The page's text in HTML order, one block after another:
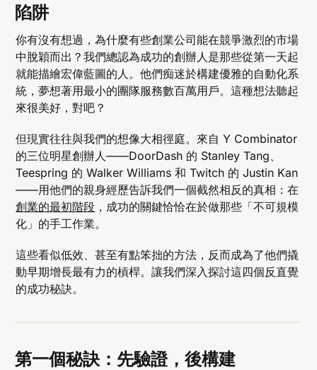
陷阱
你有沒有想過，為什麼有些創業公司能在競爭激烈的市場
中脫穎而出？我們總認為成功的創辦人是那些從第一天起
就能描繪宏偉藍圖的人。他們痴迷於構建優雅的自動化系
統，夢想著用最小的團隊服務數百萬用戶。這種想法聽起
來很美好，對吧？
但現實往往與我們的想像大相徑庭。來自 Y Combinator
的三位明星創辦人——DoorDash 的 Stanley Tang、
Teespring 的 Walker Williams 和 Twitch 的 Justin Kan
——用他們的親身經歷告訴我們一個截然相反的真相：在
創業的最初階段 ，成功的關鍵恰恰在於做那些「不可規模
化」的手工作業。
這些看似低效、甚至有點笨拙的方法，反而成為了他們撬
動早期增長最有力的槓桿。讓我們深入探討這四個反直覺
的成功秘訣。
第一個秘訣：先驗證，後構建